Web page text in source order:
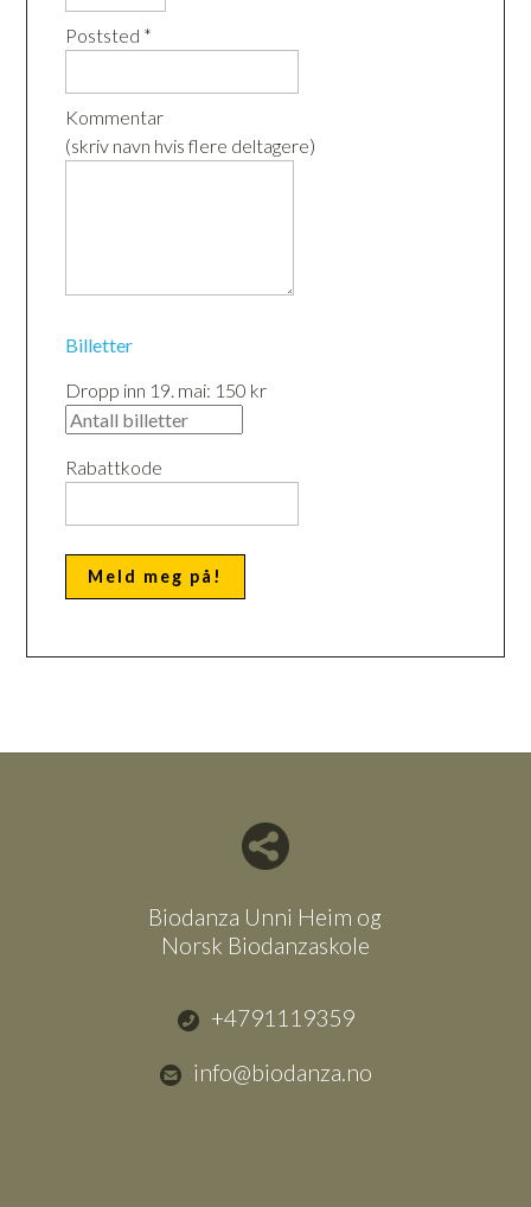
Poststed *
Kommentar
(skriv navn hvis flere deltagere)
Billetter
Dropp inn 19. mai: 150 kr
Rabattkode
Biodanza Unni Heim og
Norsk Biodanzaskole
+4791119359
info@biodanza.no